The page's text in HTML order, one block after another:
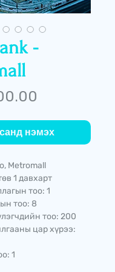
-
нэмэх
Metromall
1 давхарт
тоо: 1
тоо: 8
тоо: 200
цар хүрээ:
1